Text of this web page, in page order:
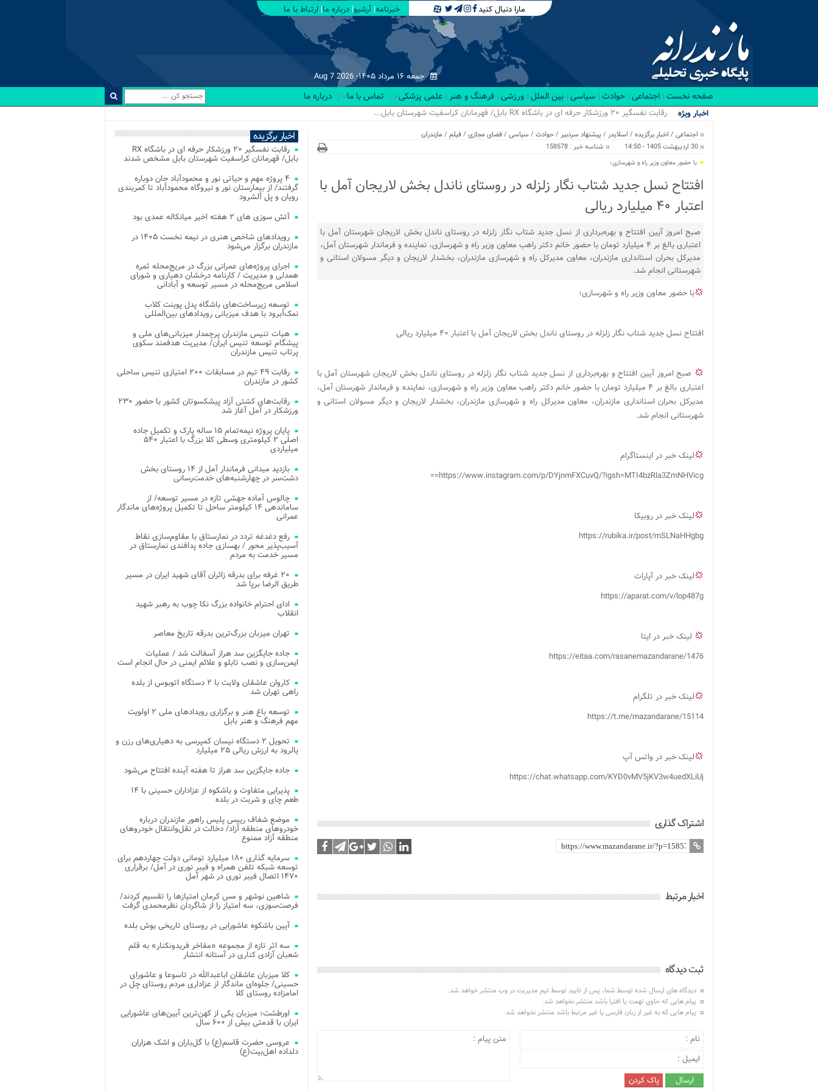
مارا دنبال کنید خبرنامه آرشیو درباره ما ارتباط با ما
جمعه ۱۶ مرداد ۱۴۰۵- Aug 7 2026
صفحه نخست اجتماعی حوادث سیاسی بین الملل ورزشی فرهنگ و هنر علمی پزشکی تماس با ما درباره ما
اخبار ویژه .
اجتماعی / اخبار برگزیده / اسلایدر / پیشنهاد سردبیر /حوادث / سیاسی /فضای مجازی /فیلم / مازندران
30 اردیبهشت 1405 - 14:50
شناسه خبر : 158578
با حضور معاون وزیر راه و شهرسازی؛
افتتاح نسل جدید شتاب نگار زلزله در روستای ناندل بخش لاریجان آمل با
اعتبار ۴۰ میلیارد ریالی
صبح امروز آیین افتتاح و بهره‌برداری از نسل جدید شتاب نگار زلزله در روستای ناندل بخش لاریجان شهرستان آمل با
اعتباری بالغ بر ۴ میلیارد تومان با حضور خانم دکتر راهب معاون وزیر راه و شهرسازی، نماینده و فرماندار شهرستان آمل،
مدیرکل بحران استانداری مازندران، معاون مدیرکل راه و شهرسازی مازندران، بخشدار لاریجان و دیگر مسولان استانی و
شهرستانی انجام شد.
با حضور معاون وزیر راه و شهرسازی؛
افتتاح نسل جدید شتاب نگار زلزله در روستای ناندل بخش لاریجان آمل با اعتبار ۴۰ میلیارد ریالی
صبح امروز آیین افتتاح و بهره‌برداری از نسل جدید شتاب نگار زلزله در روستای ناندل بخش لاریجان شهرستان آمل با
اعتباری بالغ بر ۴ میلیارد تومان با حضور خانم دکتر راهب معاون وزیر راه و شهرسازی، نماینده و فرماندار شهرستان آمل،
مدیرکل بحران استانداری مازندران، معاون مدیرکل راه و شهرسازی مازندران، بخشدار لاریجان و دیگر مسولان استانی و
شهرستانی انجام شد.
لینک خبر در اینستاگرام
https://www.instagram.com/p/DYjnmFXCuvQ/?igsh=MTI4bzRla3ZmNHVicg==
لینک خبر در روبیکا
https://rubika.ir/post/mSLNaHHgbg
لینک خبر در آپارات
https://aparat.com/v/lop487g
لینک خبر در ایتا
https://eitaa.com/rasanemazandarane/1476
لینک خبر در تلگرام
https://t.me/mazandarane/15114
لینک خبر در واتس آپ
https://chat.whatsapp.com/KYD0vMV5jKV3w4uedXLiUj
اشتراک گذاری
اخبار مرتبط
ثبت دیدگاه
دیدگاه های ارسال شده توسط شما، پس از تایید توسط تیم مدیریت در وب منتشر خواهد شد.
پیام هایی که حاوی تهمت یا افترا باشد منتشر نخواهد شد.
پیام هایی که به غیر از زبان فارسی یا غیر مرتبط باشد منتشر نخواهد شد.
اخبار برگزیده
رقابت نفسگیر ۲۰ ورزشکار حرفه ای در باشگاه RX
بابل/ قهرمانان کراسفیت شهرستان بابل مشخص شدند
۴ پروژه مهم و حیاتی نور و محمودآباد جان دوباره
گرفتند/ از بیمارستان نور و نیروگاه محمودآباد تا کمربندی
رویان و پل آلشرود
آتش‌ سوزی‌ های ۲ هفته اخیر میانکاله عمدی بود
رویدادهای شاخص هنری در نیمه نخست ۱۴۰۵ در
مازندران برگزار می‌شود
اجرای پروژه‌های عمرانی بزرگ در مریج‌محله ثمره
همدلی و مدیریت / کارنامه درخشان دهیاری و شورای
اسلامی مریج‌محله در مسیر توسعه و آبادانی
توسعه زیرساخت‌های باشگاه پدل پوینت کلاب
نمک‌آبرود با هدف میزبانی رویدادهای بین‌المللی
هیات تنیس مازندران پرچمدار میزبانی‌های ملی و
پیشگام توسعه تنیس ایران/ مدیریت هدفمند سکوی
پرتاب تنیس مازندران
رقابت ۴۹ تیم در مسابقات ۲۰۰ امتیازی تنیس ساحلی
کشور در مازندران
رقابت‌های کشتی آزاد پیشکسوتان کشور با حضور ۲۳۰
ورزشکار در آمل آغاز شد
پایان پروژه نیمه‌تمام ۱۵ ساله پارک و تکمیل جاده
اصلی ۲ کیلومتری وسطی کلا بزرگ با اعتبار ۵۴۰
میلیاردی
بازدید میدانی فرماندار آمل از ۱۴ روستای بخش
دشت‌سر در چهارشنبه‌های خدمت‌رسانی
چالوس آماده جهشی تازه در مسیر توسعه/ از
ساماندهی ۱۴ کیلومتر ساحل تا تکمیل پروژه‌های ماندگار
عمرانی
رفع دغدغه تردد در نمارستاق با مقاوم‌سازی نقاط
آسیب‌پذیر محور / بهسازی جاده پدافندی نمارستاق در
مسیر خدمت به مردم
۲۰ غرفه برای بدرقه زائران آقای شهید ایران در مسیر
طریق الرضا برپا شد
ادای احترام خانواده بزرگ نکا چوب به رهبر شهید
انقلاب
تهران میزبان بزرگ‌ترین بدرقه تاریخ معاصر
جاده جایگزین سد هراز آسفالت شد / عملیات
ایمن‌سازی و نصب تابلو و علائم ایمنی در حال انجام است
کاروان عاشقان ولایت با ۲ دستگاه اتوبوس از بلده
راهی تهران شد
توسعه باغ هنر و برگزاری رویدادهای ملی ۲ اولویت
مهم فرهنگ و هنر بابل
تحویل ۲ دستگاه نیسان کمپرسی به دهیاری‌های رزن و
یالرود به ارزش ریالی ۲۵ میلیارد
جاده جایگزین سد هراز تا هفته آینده افتتاح می‌شود
پذیرایی متفاوت و باشکوه از عزاداران حسینی با ۱۴
طعم چای و شربت در بلده
موضع شفاف رییس پلیس راهور مازندران درباره
خودروهای منطقه آزاد/ دخالت در نقل‌وانتقال خودروهای
منطقه آزاد ممنوع
سرمایه گذاری ۱۸۰ میلیارد تومانی دولت چهاردهم برای
توسعه شبکه تلفن همراه و فیبر نوری در آمل/ برقراری
۱۴۷۰ اتصال فیبر نوری در شهر آمل
شاهین نوشهر و مس کرمان امتیازها را تقسیم کردند/
فرصت‌سوزی، سه امتیاز را از شاگردان نظرمحمدی گرفت
آیین باشکوه عاشورایی در روستای تاریخی یوش بلده
سه اثر تازه از مجموعه «مفاخر فریدونکنار» به قلم
شعبان آزادی کناری در آستانه انتشار
کلا میزبان عاشقان اباعبدالله در تاسوعا و عاشورای
حسینی/ جلوه‌ای ماندگار از عزاداری مردم روستای چل در
امامزاده روستای کلا
اورطشت؛ میزبان یکی از کهن‌ترین آیین‌های عاشورایی
ایران با قدمتی بیش از ۶۰۰ سال
عروسی حضرت قاسم(ع) با گل‌باران و اشک هزاران
دلداده اهل‌بیت(ع)